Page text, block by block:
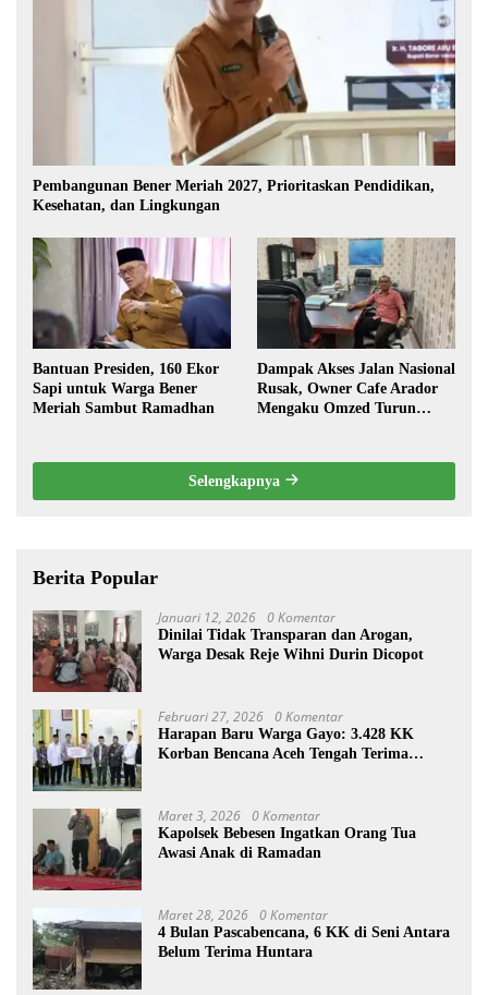
Pembangunan Bener Meriah 2027, Prioritaskan Pendidikan,
Kesehatan, dan Lingkungan
Bantuan Presiden, 160 Ekor
Sapi untuk Warga Bener
Meriah Sambut Ramadhan
Dampak Akses Jalan Nasional
Rusak, Owner Cafe Arador
Mengaku Omzed Turun
Selengkapnya
Berita Popular
Januari 12, 2026 0 Komentar
Dinilai Tidak Transparan dan Arogan,
Warga Desak Reje Wihni Durin Dicopot
Februari 27, 2026 0 Komentar
Harapan Baru Warga Gayo: 3.428 KK
Korban Bencana Aceh Tengah Terima
Maret 3, 2026 0 Komentar
Kapolsek Bebesen Ingatkan Orang Tua
Awasi Anak di Ramadan
Maret 28, 2026 0 Komentar
4 Bulan Pascabencana, 6 KK di Seni Antara
Belum Terima Huntara